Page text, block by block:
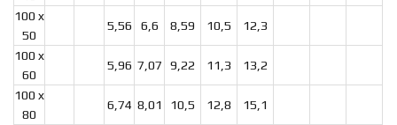
100 x
50
5,56 6,6 8,59 10,5 12,3
100 x
60
5,96 7,07 9,22 11,3 13,2
100 x
80
6,74 8,01 10,5 12,8 15,1